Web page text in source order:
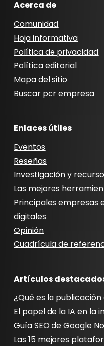
Acerca de
Comunidad
Hoja informativa
Política de privacidad
Política editorial
Mapa del sitio
Buscar por empresa
Enlaces útiles
Eventos
Reseñas
Investigación y
Las mejores
Principales empresas
digitales
Opinión
Cuadrícula de
Artículos
¿Qué es la publicación
El papel de la IA en la
Guía SEO de Google
Las 15 mejores